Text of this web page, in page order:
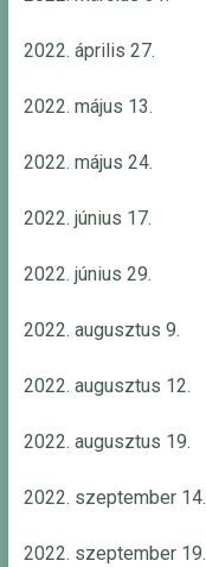
2022. április 27.
2022. május 13.
2022. május 24.
2022. június 17.
2022. június 29.
2022. augusztus 9.
2022. augusztus 12.
2022. augusztus 19.
2022. szeptember 14.
2022. szeptember 19.